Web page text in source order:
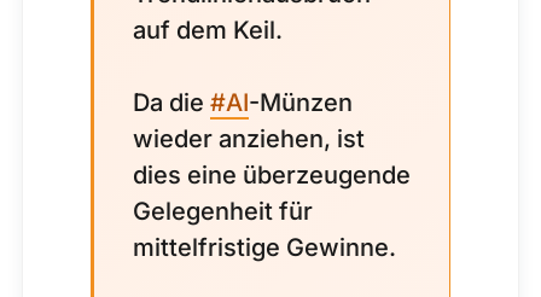
auf dem Keil.
Da die #AI-Münzen
wieder anziehen, ist
dies eine überzeugende
Gelegenheit für
mittelfristige Gewinne.